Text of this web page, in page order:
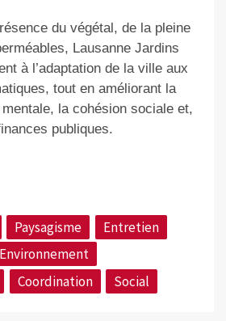
du végétal, de la pleine
Lausanne Jardins
à l’adaptation de la ville aux
tout en améliorant la
la cohésion sociale et,
publiques.
Paysagisme
Entretien
Environnement
Coordination Social